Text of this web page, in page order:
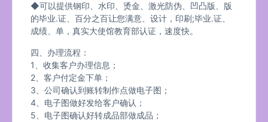
◆可以提供钢印、水印、烫金、激光防伪、凹凸版、版
的毕业.证、百分之百让您满意、设计，印刷;毕业.证、
成绩、单，真实大使馆教育部认证，速度快。
四、办理流程：
1、收集客户办理信息；
2、客户付定金下单；
3、公司确认到账转制作点做电子图；
4、电子图做好发给客户确认；
5、电子图确认好转成品部做成品；